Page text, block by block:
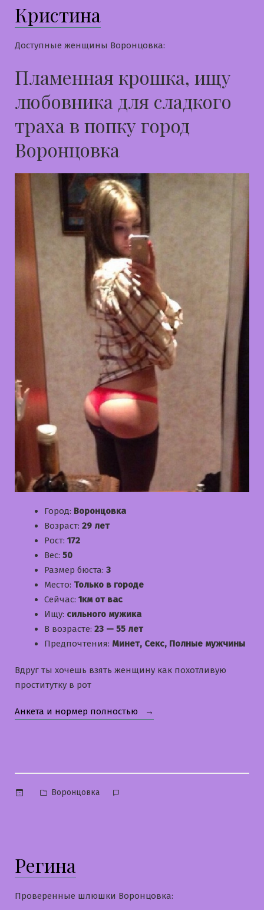
Кристина
Доступные женщины Воронцовка:
Пламенная крошка, ищу
любовника для сладкого
траха в попку город
Воронцовка
Город: Воронцовка
Возраст: 29 лет
Рост: 172
Вес: 50
Размер бюста: 3
Место: Только в городе
Сейчас: 1км от вас
Ищу: сильного мужика
В возрасте: 23 — 55 лет
Предпочтения: Минет, Секс, Полные мужчины
Вдруг ты хочешь взять женщину как похотливую
проститутку в рот
Анкета и нормер полностью «Кристина»
Опубликовано
Воронцовка
Регина
Проверенные шлюшки Воронцовка: